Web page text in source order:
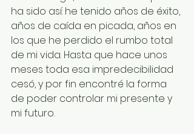
ha sido así: he tenido años de éxito,
años de caída en picada, años en
los que he perdido el rumbo total
de mi vida. Hasta que hace unos
meses toda esa impredecibilidad
cesó, y por fin encontré la forma
de poder controlar mi presente y
mi futuro.